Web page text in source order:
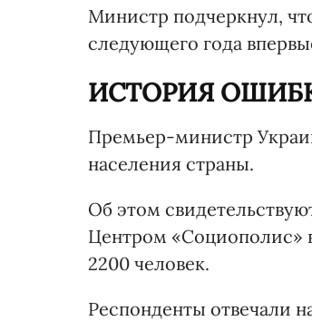
Министр подчеркнул,
следующего года
ИСТОРИЯ
Премьер-министр
населения страны.
Об этом
Центром «Социополис»
2200 человек.
Респонденты отвечали